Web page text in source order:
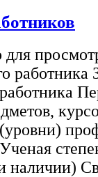
работника
наличии)